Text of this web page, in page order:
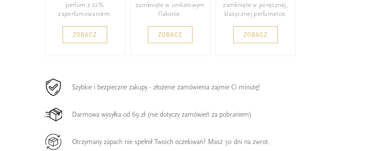
perfum z 22%
zaperfumowaniem.
ZOBACZ
zamknięte w unikatowym
flakonie.
ZOBACZ
zamknięte w poręcznej,
klasycznej perfumetce.
ZOBACZ
Szybkie i bezpieczne zakupy - złożenie zamówienia zajmie Ci minutę!
Darmowa wysyłka od 69 zł (nie dotyczy zamówień za pobraniem)
Otrzymany zapach nie spełnił Twoich oczekiwań? Masz 30 dni na zwrot.